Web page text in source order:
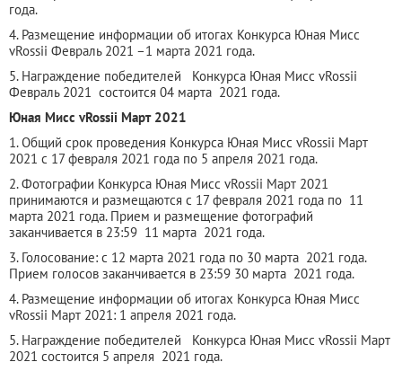
года.
4. Размещение информации об итогах Конкурса Юная Мисс
vRossii Февраль 2021 –1 марта 2021 года.
5. Награждение победителей Конкурса Юная Мисс vRossii
Февраль 2021 состоится 04 марта 2021 года.
Юная Мисс vRossii Март 2021
1. Общий срок проведения Конкурса Юная Мисс vRossii Март
2021 с 17 февраля 2021 года по 5 апреля 2021 года.
2. Фотографии Конкурса Юная Мисс vRossii Март 2021
принимаются и размещаются с 17 февраля 2021 года по 11
марта 2021 года. Прием и размещение фотографий
заканчивается в 23:59 11 марта 2021 года.
3. Голосование: с 12 марта 2021 года по 30 марта 2021 года.
Прием голосов заканчивается в 23:59 30 марта 2021 года.
4. Размещение информации об итогах Конкурса Юная Мисс
vRossii Март 2021: 1 апреля 2021 года.
5. Награждение победителей Конкурса Юная Мисс vRossii Март
2021 состоится 5 апреля 2021 года.